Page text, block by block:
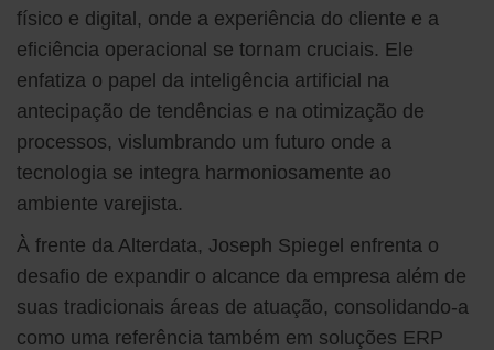
físico e digital, onde a experiência do cliente e a
eficiência operacional se tornam cruciais. Ele
enfatiza o papel da inteligência artificial na
antecipação de tendências e na otimização de
processos, vislumbrando um futuro onde a
tecnologia se integra harmoniosamente ao
ambiente varejista.
À frente da Alterdata, Joseph Spiegel enfrenta o
desafio de expandir o alcance da empresa além de
suas tradicionais áreas de atuação, consolidando-a
como uma referência também em soluções ERP